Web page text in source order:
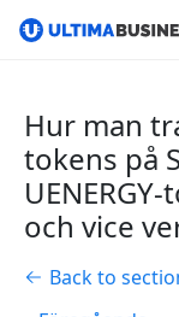
Hur man
tokens på
och vice
Back to